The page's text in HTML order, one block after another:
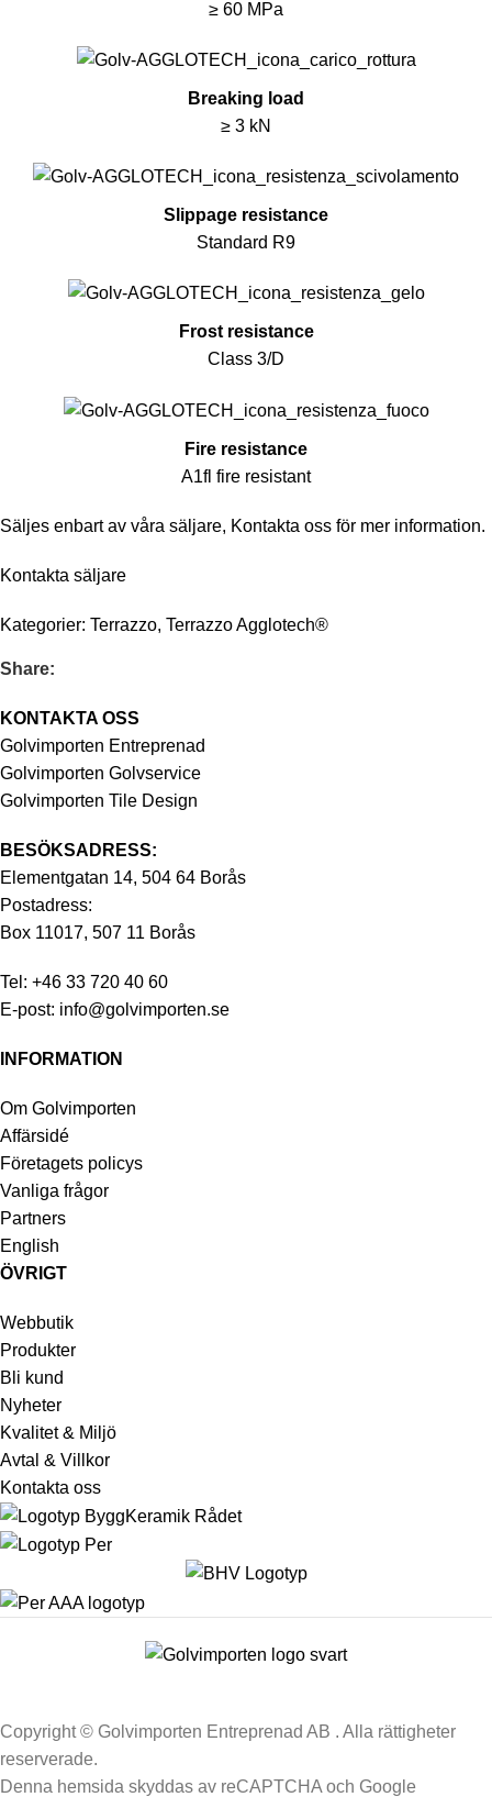
≥ 60 MPa
Breaking load
≥ 3 kN
Slippage resistance
Standard R9
Frost resistance
Class 3/D
Fire resistance
A1fl fire resistant
Säljes enbart av våra säljare, Kontakta oss för mer information.
Kontakta säljare
Kategorier: Terrazzo, Terrazzo Agglotech®
Share:
KONTAKTA OSS
Golvimporten Entreprenad
Golvimporten Golvservice
Golvimporten Tile Design
BESÖKSADRESS:
Elementgatan 14, 504 64 Borås
Postadress:
Box 11017, 507 11 Borås
Tel: +46 33 720 40 60
E-post: info@golvimporten.se
INFORMATION
Om Golvimporten
Affärsidé
Företagets policys
Vanliga frågor
Partners
English
ÖVRIGT
Webbutik
Produkter
Bli kund
Nyheter
Kvalitet & Miljö
Avtal & Villkor
Kontakta oss
Copyright © Golvimporten Entreprenad AB . Alla rättigheter
reserverade.
Denna hemsida skyddas av reCAPTCHA och Google